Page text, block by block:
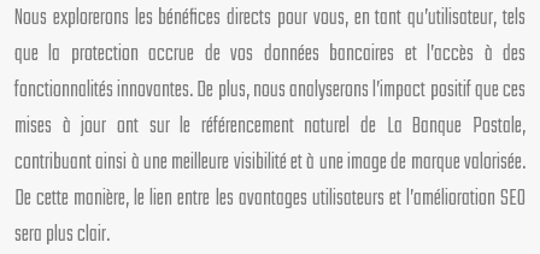
Nous explorerons les bénéfices directs pour vous, en tant qu’utilisateur, tels
que la protection accrue de vos données bancaires et l’accès à des
fonctionnalités innovantes. De plus, nous analyserons l’impact positif que ces
mises à jour ont sur le référencement naturel de La Banque Postale,
contribuant ainsi à une meilleure visibilité et à une image de marque valorisée.
De cette manière, le lien entre les avantages utilisateurs et l’amélioration SEO
sera plus clair.